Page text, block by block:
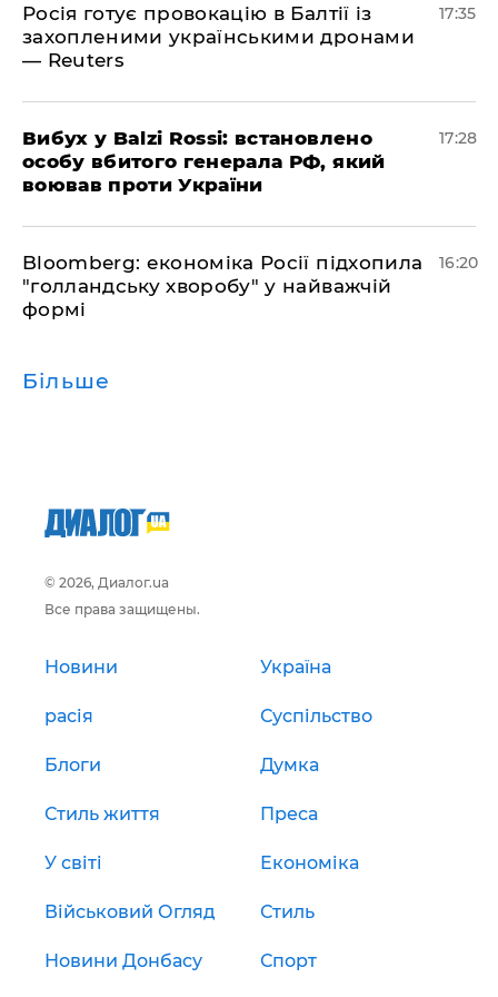
Росія готує провокацію в Балтії із
захопленими українськими дронами
— Reuters
17:35
​Вибух у Balzi Rossi: встановлено
особу вбитого генерала РФ, який
воював проти України
17:28
Bloomberg: економіка Росії підхопила
"голландську хворобу" у найважчій
формі
16:20
Більше
© 2026, Диалог.ua
Все права защищены.
Новини Україна
расія Суспільство
Блоги Думка
Стиль життя Преса
У світі Економіка
Військовий Огляд Стиль
Новини Донбасу Спорт